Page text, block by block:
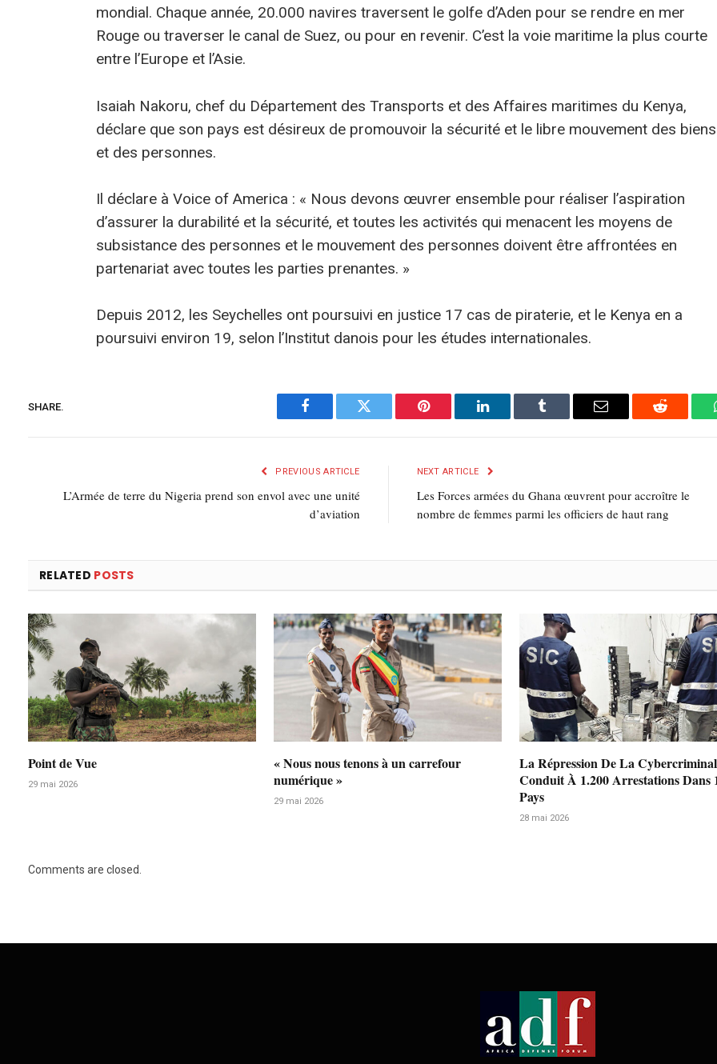
mondial. Chaque année, 20.000 navires traversent le golfe d’Aden pour se rendre en mer
Rouge ou traverser le canal de Suez, ou pour en revenir. C’est la voie maritime la plus courte
entre l’Europe et l’Asie.
Isaiah Nakoru, chef du Département des Transports et des Affaires maritimes du Kenya,
déclare que son pays est désireux de promouvoir la sécurité et le libre mouvement des biens
et des personnes.
Il déclare à Voice of America : « Nous devons œuvrer ensemble pour réaliser l’aspiration
d’assurer la durabilité et la sécurité, et toutes les activités qui menacent les moyens de
subsistance des personnes et le mouvement des personnes doivent être affrontées en
partenariat avec toutes les parties prenantes. »
Depuis 2012, les Seychelles ont poursuivi en justice 17 cas de piraterie, et le Kenya en a
poursuivi environ 19, selon l’Institut danois pour les études internationales.
SHARE.
Facebook Twitter Pinterest LinkedIn Tumblr
E-
Reddit
PREVIOUS ARTICLE
L’Armée de terre du Nigeria prend son envol avec une unité
d’aviation
NEXT ARTICLE
Les Forces armées du Ghana œuvrent pour accroître le
nombre de femmes parmi les officiers de haut rang
RELATED POSTS
Point de Vue
29 mai 2026
« Nous nous tenons à un carrefour
numérique »
29 mai 2026
La Répression De La
Conduit À 1.200 Arrestations Dans
Pays
28 mai 2026
Comments are closed.